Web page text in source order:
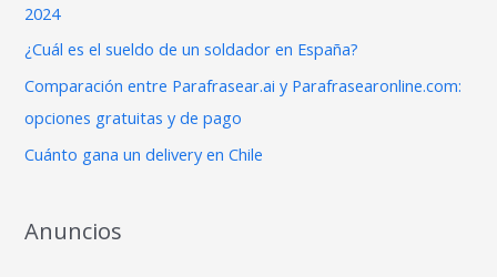
r
:
2024
¿Cuál es el sueldo de un soldador en España?
Comparación entre Parafrasear.ai y Parafrasearonline.com:
opciones gratuitas y de pago
Cuánto gana un delivery en Chile
Anuncios